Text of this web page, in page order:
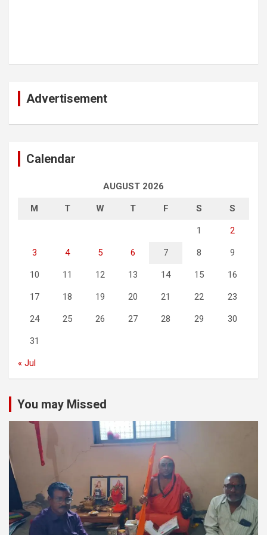
Advertisement
Calendar
AUGUST 2026
M T W T F S S
1 2
3 4 5 6 7 8 9
10 11 12 13 14 15 16
17 18 19 20 21 22 23
24 25 26 27 28 29 30
31
« Jul
You may Missed